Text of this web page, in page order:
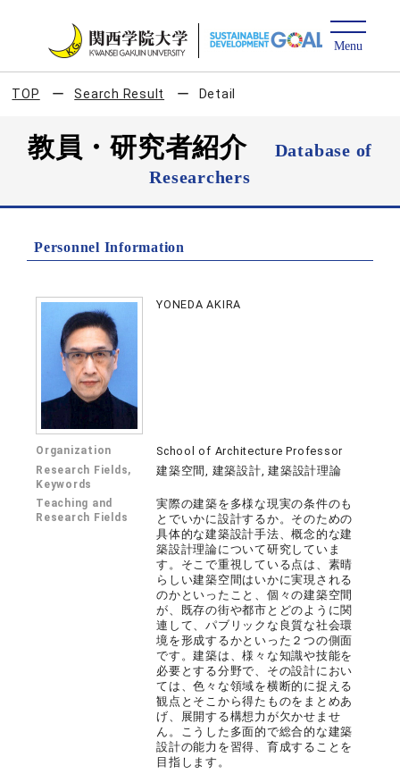
TOP Search Result Detail
教員・研究者紹介
Database of
Researchers
Personnel Information
YONEDA AKIRA
Organization School of Architecture Professor
Research Fields,
Keywords
建築空間, 建築設計, 建築設計理論
Teaching and
Research Fields
実際の建築を多様な現実の条件のも
とでいかに設計するか。そのための
具体的な建築設計手法、概念的な建
築設計理論について研究していま
す。そこで重視している点は、素晴
らしい建築空間はいかに実現される
のかといったこと、個々の建築空間
が、既存の街や都市とどのように関
連して、パブリックな良質な社会環
境を形成するかといった２つの側面
です。建築は、様々な知識や技能を
必要とする分野で、その設計におい
ては、色々な領域を横断的に捉える
観点とそこから得たものをまとめあ
げ、展開する構想力が欠かせませ
ん。こうした多面的で総合的な建築
設計の能力を習得、育成することを
目指します。